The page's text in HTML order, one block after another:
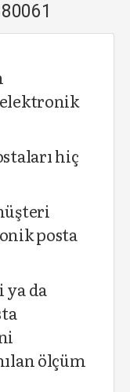
hiç
posta
ya da
ölçüm